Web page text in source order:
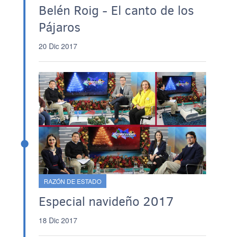
Belén Roig - El canto de los
Pájaros
20 Dic 2017
RAZÓN DE ESTADO
Especial navideño 2017
18 Dic 2017